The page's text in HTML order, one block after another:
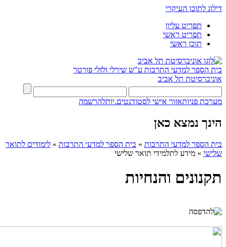
דילוג לתוכן העיקרי
תפריט עליון
תפריט ראשי
תוכן ראשי
בית הספר למדעי התרבות ע"ש שירלי ולזלי פורטר
אוניברסיטת תל אביב
מערכת פניותאזור אישי לסטודנטים.יותלהרשמה
הינך נמצא כאן
בית הספר למדעי התרבות » בית הספר למדעי התרבות » לימודים לתואר
שלישי » מידע לתלמידי תואר שלישי
תקנונים והנחיות